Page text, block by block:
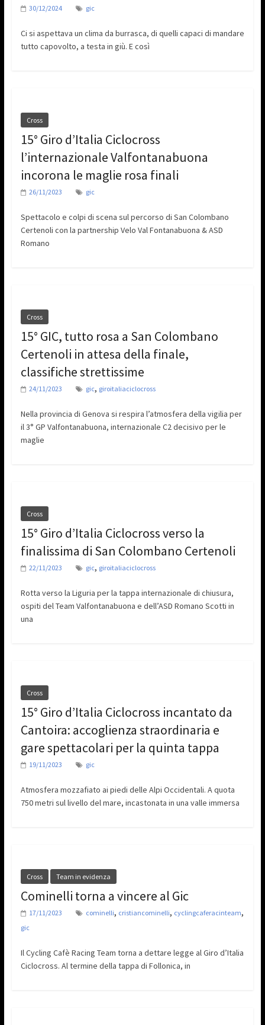
30/12/2024 gic
Ci si aspettava un clima da burrasca, di quelli capaci di mandare
tutto capovolto, a testa in giù. E così
Cross
15° Giro d’Italia Ciclocross
l’internazionale Valfontanabuona
incorona le maglie rosa finali
26/11/2023 gic
Spettacolo e colpi di scena sul percorso di San Colombano
Certenoli con la partnership Velo Val Fontanabuona & ASD
Romano
Cross
15° GIC, tutto rosa a San Colombano
Certenoli in attesa della finale,
classifiche strettissime
24/11/2023 gic, giroitaliaciclocross
Nella provincia di Genova si respira l’atmosfera della vigilia per
il 3° GP Valfontanabuona, internazionale C2 decisivo per le
maglie
Cross
15° Giro d’Italia Ciclocross verso la
finalissima di San Colombano Certenoli
22/11/2023 gic, giroitaliaciclocross
Rotta verso la Liguria per la tappa internazionale di chiusura,
ospiti del Team Valfontanabuona e dell’ASD Romano Scotti in
una
Cross
15° Giro d’Italia Ciclocross incantato da
Cantoira: accoglienza straordinaria e
gare spettacolari per la quinta tappa
19/11/2023 gic
Atmosfera mozzafiato ai piedi delle Alpi Occidentali. A quota
750 metri sul livello del mare, incastonata in una valle immersa
Cross Team in evidenza
Cominelli torna a vincere al Gic
17/11/2023 cominelli, cristiancominelli, cyclingcaferacinteam,
gic
Il Cycling Cafè Racing Team torna a dettare legge al Giro d’Italia
Ciclocross. Al termine della tappa di Follonica, in